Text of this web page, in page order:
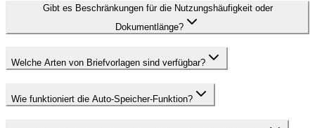
Gibt es Beschränkungen für die Nutzungshäufigkeit oder
Dokumentlänge?
Welche Arten von Briefvorlagen sind verfügbar?
Wie funktioniert die Auto-Speicher-Funktion?